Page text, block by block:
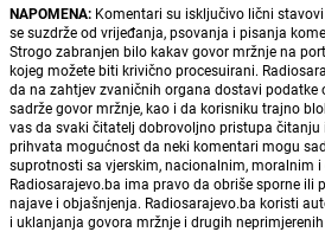
NAPOMENA: Komentari su isključivo lični
se suzdrže od vrijeđanja, psovanja i pisanja
Strogo zabranjen bilo kakav govor mržnje na
kojeg možete biti krivično procesuirani.
da na zahtjev zvaničnih organa dostavi podatke
sadrže govor mržnje, kao i da korisniku trajno
vas da svaki čitatelj dobrovoljno pristupa čitanju
prihvata mogućnost da neki komentari mogu
suprotnosti sa vjerskim, nacionalnim, moralnim
Radiosarajevo.ba ima pravo da obriše sporne ili
najave i objašnjenja. Radiosarajevo.ba koristi
i uklanjanja govora mržnje i drugih